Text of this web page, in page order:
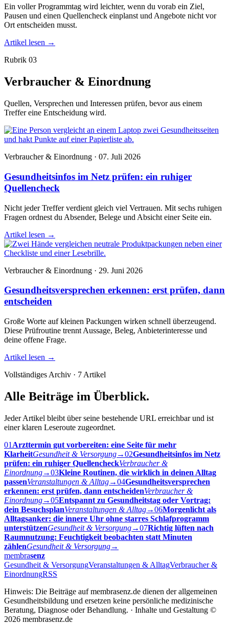
Ein voller Programmtag wird leichter, wenn du vorab ein Ziel,
Pausen und einen Quellencheck einplanst und Angebote nicht vor
Ort entscheiden musst.
Artikel lesen →
Rubrik 03
Verbraucher & Einordnung
Quellen, Versprechen und Interessen prüfen, bevor aus einem
Treffer eine Entscheidung wird.
Verbraucher & Einordnung · 07. Juli 2026
Gesundheitsinfos im Netz prüfen: ein ruhiger
Quellencheck
Nicht jeder Treffer verdient gleich viel Vertrauen. Mit sechs ruhigen
Fragen ordnest du Absender, Belege und Absicht einer Seite ein.
Artikel lesen →
Verbraucher & Einordnung · 29. Juni 2026
Gesundheitsversprechen erkennen: erst prüfen, dann
entscheiden
Große Worte auf kleinen Packungen wirken schnell überzeugend.
Diese Prüfroutine trennt Aussage, Beleg, Anbieterinteresse und
deine offene Frage.
Artikel lesen →
Vollständiges Archiv · 7 Artikel
Alle Beiträge im Überblick.
Jeder Artikel bleibt über seine bestehende URL erreichbar und ist
einer klaren Leseroute zugeordnet.
01 Arzttermin gut vorbereiten: eine Seite für mehr
KlarheitGesundheit & Versorgung→02Gesundheitsinfos im Netz
prüfen: ein ruhiger QuellencheckVerbraucher &
Einordnung→03Kleine Routinen, die wirklich in deinen Alltag
passenVeranstaltungen & Alltag→04Gesundheitsversprechen
erkennen: erst prüfen, dann entscheidenVerbraucher &
Einordnung→05Entspannt zu Gesundheitstag oder Vortrag:
dein BesuchsplanVeranstaltungen & Alltag→06Morgenlicht als
Alltagsanker: die innere Uhr ohne starres Schlafprogramm
unterstützenGesundheit & Versorgung→07Richtig lüften nach
Raumnutzung: Feuchtigkeit beobachten statt Minuten
zählenGesundheit & Versorgung→
membrasenz
Gesundheit & VersorgungVeranstaltungen & AlltagVerbraucher &
EinordnungRSS
Hinweis: Die Beiträge auf membrasenz.de dienen der allgemeinen
Gesundheitsbildung und ersetzen keine persönliche medizinische
Beratung, Diagnose oder Behandlung. · Inhalte und Gestaltung ©
2026 membrasenz.de